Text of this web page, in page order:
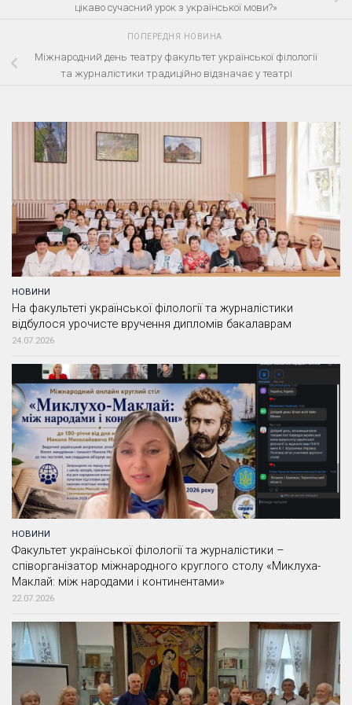
цікаво сучасний урок з української мови?»
ПОПЕРЕДНЯ НОВИНА
Міжнародний день театру факультет української філології
та журналістики традиційно відзначає у театрі
НОВИНИ
На факультеті української філології та журналістики
відбулося урочисте вручення дипломів бакалаврам
24.07.2026
НОВИНИ
Факультет української філології та журналістики –
співорганізатор міжнародного круглого столу «Миклуха-
Маклай: між народами і континентами»
22.07.2026